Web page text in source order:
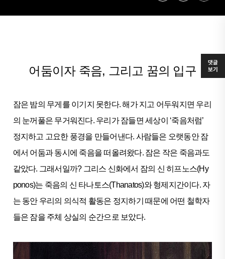
어둠이자 죽음, 그리고 꿈의 입구
잠은 밤의 무게를 이기지 못한다. 해가 지고 어두워지면 우리
의 눈꺼풀은 무거워진다. 우리가 잠들면 세상이 ‘죽음처럼’
정지하고 고요한 풍경을 만들어낸다. 사람들은 오랫동안 잠
에서 어둠과 동시에 죽음을 떠올려왔다. 잠은 작은 죽음과도
같았다. 그래서일까? 그리스 신화에서 잠의 신 히프노스(Hy
ponos)는 죽음의 신 타나토스(Thanatos)와 형제지간이다. 자
는 동안 우리의 의식적 활동은 정지하기 때문에 어떤 철학자
들은 잠을 주체 상실의 순간으로 보았다.
댓글
보기